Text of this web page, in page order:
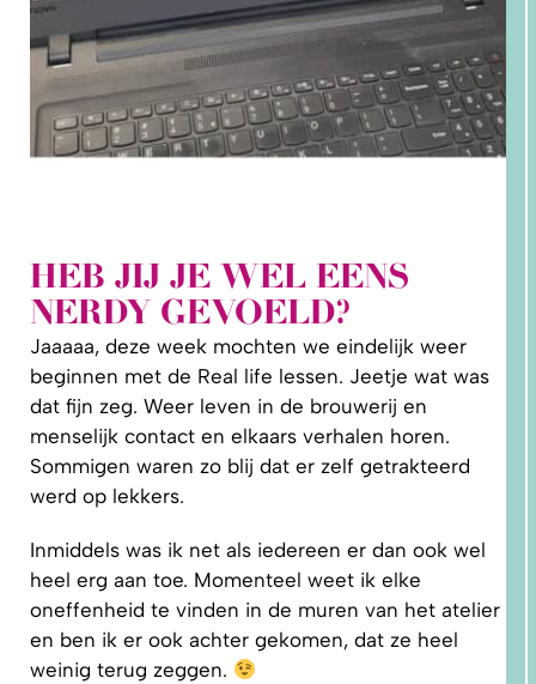
HEB JIJ JE WEL EENS
NERDY GEVOELD?
Jaaaaa, deze week mochten we eindelijk weer
beginnen met de Real life lessen. Jeetje wat was
dat fijn zeg. Weer leven in de brouwerij en
menselijk contact en elkaars verhalen horen.
Sommigen waren zo blij dat er zelf getrakteerd
werd op lekkers.
Inmiddels was ik net als iedereen er dan ook wel
heel erg aan toe. Momenteel weet ik elke
oneffenheid te vinden in de muren van het atelier
en ben ik er ook achter gekomen, dat ze heel
weinig terug zeggen.
MAKEN?